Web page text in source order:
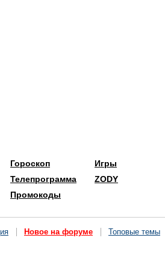
Гороскоп
Телепрограмма
Промокоды
Игры
ZODY
Новое на форуме Топовые темы